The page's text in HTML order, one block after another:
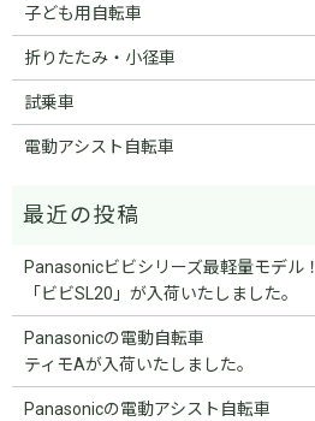
子ども用自転車
折りたたみ・小径車
試乗車
電動アシスト自転車
Panasonicビビシリーズ最軽量モデル！
「ビビSL20」が入荷いたしました。
Panasonicの電動自転車
ティモAが入荷いたしました。
Panasonicの電動アシスト自転車